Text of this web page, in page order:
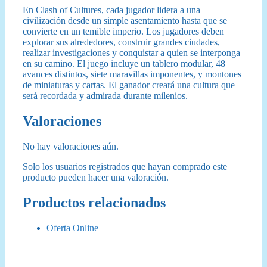
En Clash of Cultures, cada jugador lidera a una
civilización desde un simple asentamiento hasta que se
convierte en un temible imperio. Los jugadores deben
explorar sus alrededores, construir grandes ciudades,
realizar investigaciones y conquistar a quien se interponga
en su camino. El juego incluye un tablero modular, 48
avances distintos, siete maravillas imponentes, y montones
de miniaturas y cartas. El ganador creará una cultura que
será recordada y admirada durante milenios.
Valoraciones
No hay valoraciones aún.
Solo los usuarios registrados que hayan comprado este
producto pueden hacer una valoración.
Productos relacionados
Oferta Online